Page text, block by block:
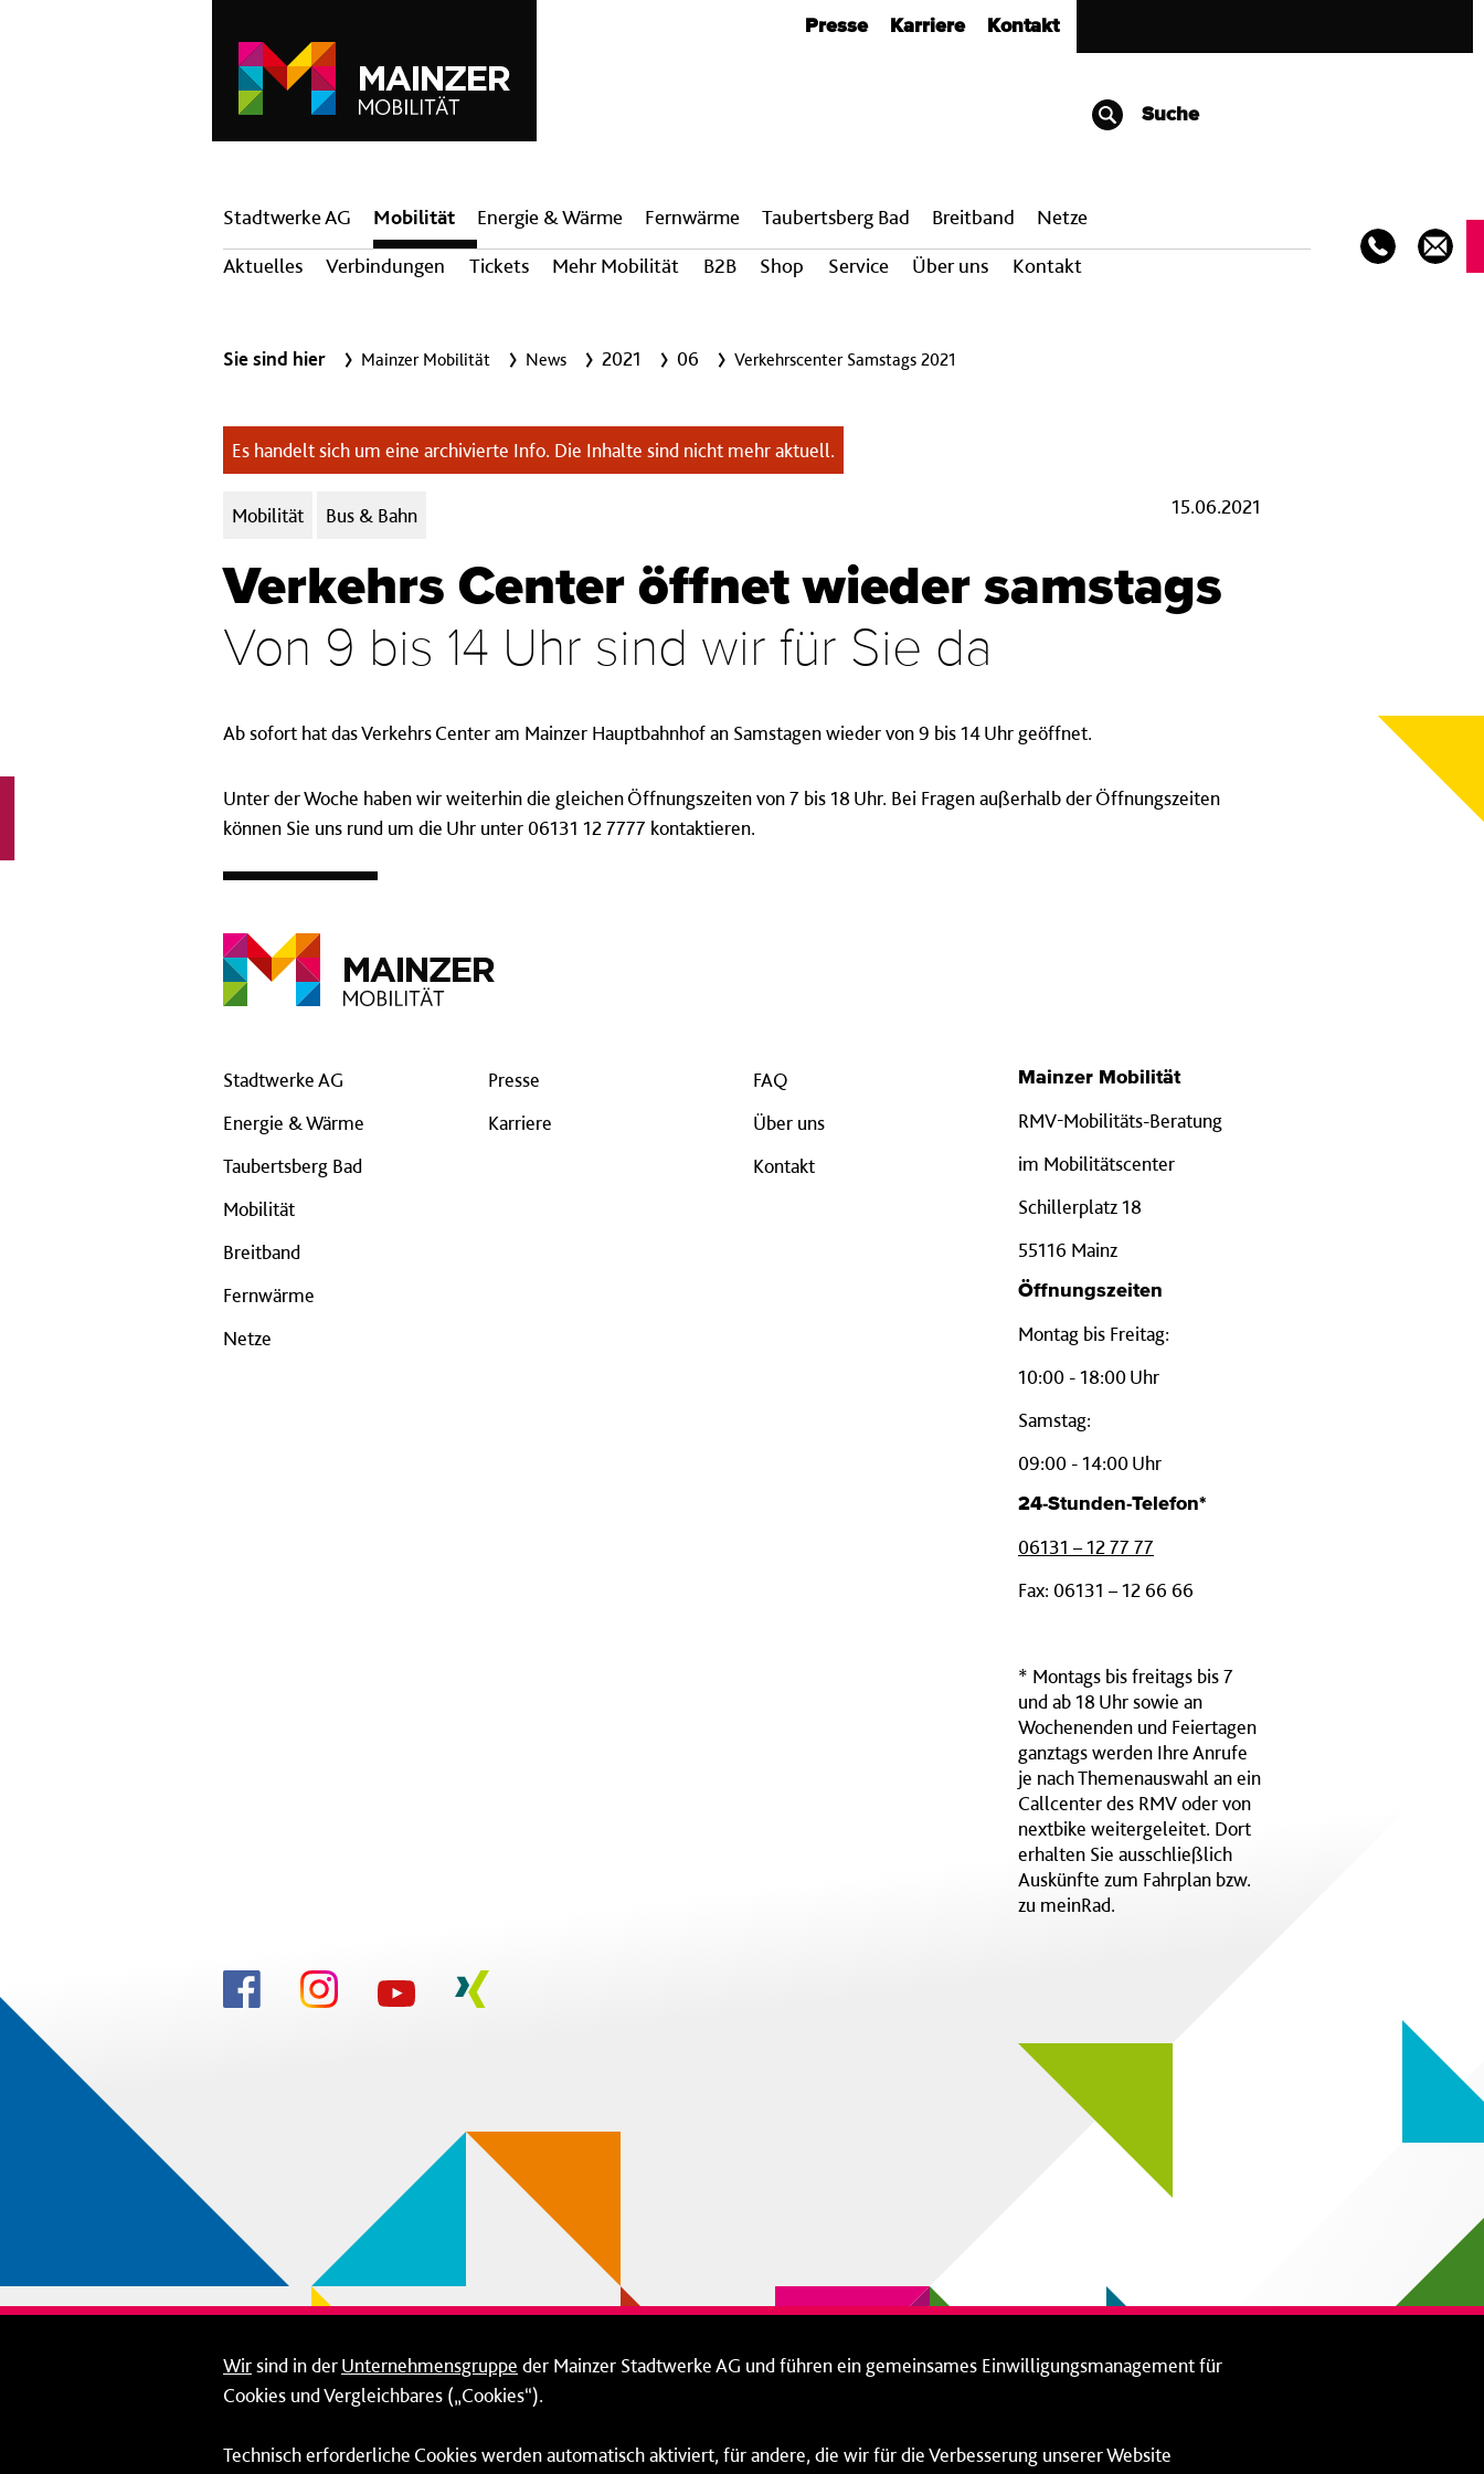
Presse Karriere Kontakt
Suche
Hauptnavigation
Stadtwerke AG
Mobilität
Aktuelles
Verbindungen Tickets Mehr Mobilität B2B Shop Service Über uns Kontakt
Energie & Wärme Fern­wärme Taubertsberg Bad Breit­band Netze
Sie sind hier Mainzer Mobilität News 2021 06 Verkehrscenter Samstags 2021
Es handelt sich um eine archivierte Info. Die Inhalte sind nicht mehr aktuell.
Kategorien:
Mobilität Bus & Bahn 15.06.2021
Verkehrs Center öffnet wieder samstags
Von 9 bis 14 Uhr sind wir für Sie da
Ab sofort hat das Verkehrs Center am Mainzer Hauptbahnhof an Samstagen wieder von 9 bis 14 Uhr geöffnet.
Unter der Woche haben wir weiterhin die gleichen Öffnungszeiten von 7 bis 18 Uhr. Bei Fragen außerhalb der Öffnungszeiten
können Sie uns rund um die Uhr unter 06131 12 7777 kontaktieren.
Stadtwerke AG
Energie & Wärme
Taubertsberg Bad
Mobilität
Breitband
Fernwärme
Netze
Presse
Karriere
FAQ
Über uns
Kontakt
Mainzer Mobilität
RMV-Mobilitäts-Beratung
im Mobilitätscenter
Schillerplatz 18
55116 Mainz
Öffnungszeiten
Montag bis Freitag:
10:00 - 18:00 Uhr
Samstag:
09:00 - 14:00 Uhr
24-Stunden-Telefon*
06131 – 12 77 77
Fax: 06131 – 12 66 66
* Montags bis freitags bis 7
und ab 18 Uhr sowie an
Wochenenden und Feiertagen
ganztags werden Ihre Anrufe
je nach Themenauswahl an ein
Callcenter des RMV oder von
nextbike weitergeleitet. Dort
erhalten Sie ausschließlich
Auskünfte zum Fahrplan bzw.
zu meinRad.
Wirsind in derUnternehmensgruppe der Mainzer Stadtwerke AG und führen ein gemeinsames Einwilligungsmanagement für
Cookies und Vergleichbares („Cookies“).
Technisch erforderliche Cookies werden automatisch aktiviert, für andere, die wir für die Verbesserung unserer Website